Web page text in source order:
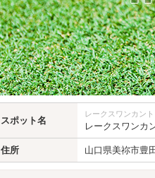
スポット名
レークスワンカン
レークスワンカ
住所 山口県美祢市豊